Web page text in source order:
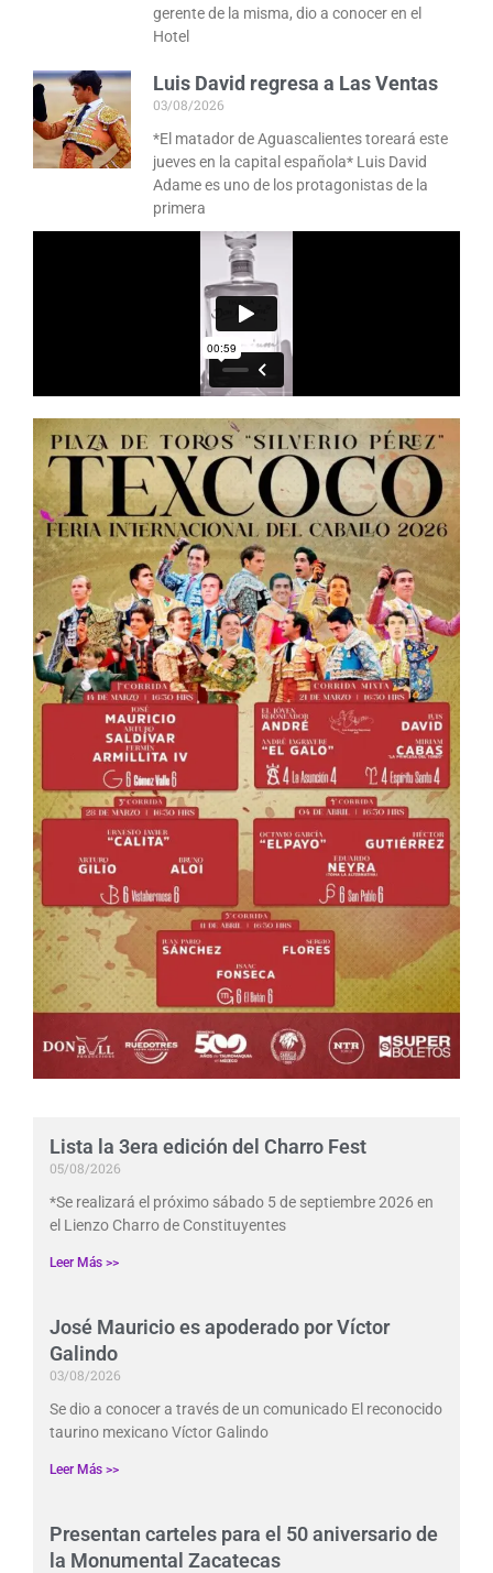
Lista la 3era edición del Charro Fest
05/08/2026
*Se realizará el próximo sábado 5 de septiembre 2026 en
el Lienzo Charro de Constituyentes
Leer Más >>
José Mauricio es apoderado por Víctor
Galindo
03/08/2026
Se dio a conocer a través de un comunicado El reconocido
taurino mexicano Víctor Galindo
Leer Más >>
Presentan carteles para el 50 aniversario de
la Monumental Zacatecas
gerente de la misma, dio a conocer en el
Hotel
Luis David regresa a Las Ventas
03/08/2026
*El matador de Aguascalientes toreará este
jueves en la capital española* Luis David
Adame es uno de los protagonistas de la
primera